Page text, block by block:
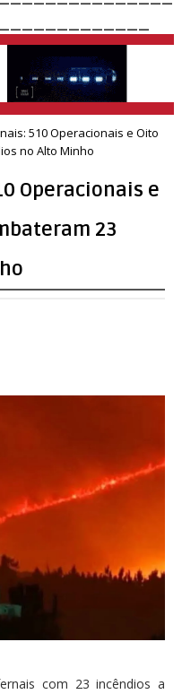
510 Operacionais e Oito
no Alto Minho
Operacionais e
23
com 23 incêndios a